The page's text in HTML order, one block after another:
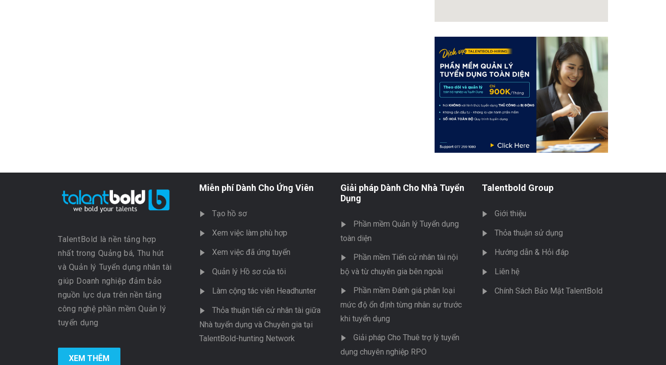
TalentBold là nền tảng hợp
nhất trong Quảng bá, Thu hút
và Quản lý Tuyển dụng nhân tài
giúp Doanh nghiệp đảm bảo
nguồn lực dựa trên nền tảng
công nghệ phần mềm Quản lý
tuyển dụng
XEM THÊM
Miễn phí Dành Cho Ứng Viên
Tạo hồ sơ
Xem việc làm phù hợp
Xem việc đã ứng tuyển
Quản lý Hồ sơ của tôi
Làm cộng tác viên Headhunter
Thỏa thuận tiến cử nhân tài giữa
Nhà tuyển dụng và Chuyên gia tại
TalentBold-hunting Network
Giải pháp Dành Cho Nhà Tuyển
Dụng
Phần mềm Quản lý Tuyển dụng
toàn diện
Phần mềm Tiến cử nhân tài nội
bộ và từ chuyên gia bên ngoài
Phần mềm Đánh giá phân loại
mức độ ổn định từng nhân sự trước
khi tuyển dụng
Giải pháp Cho Thuê trợ lý tuyển
dụng chuyên nghiệp RPO
Talentbold Group
Giới thiệu
Thỏa thuận sử dụng
Hướng dẫn & Hỏi đáp
Liên hệ
Chính Sách Bảo Mật TalentBold